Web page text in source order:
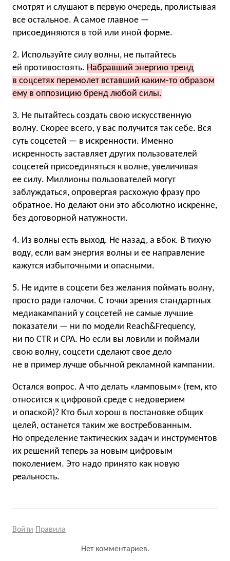
смотрят и слушают в первую очередь, пролистывая
все остальное. А самое главное —
присоединяются в той или иной форме.
2. Используйте силу волны, не пытайтесь
ей противостоять. Набравший энергию тренд
в соцсетях перемолет вставший каким-то образом
ему в оппозицию бренд любой силы.
3. Не пытайтесь создать свою искусственную
волну. Скорее всего, у вас получится так себе. Вся
суть соцсетей — в искренности. Именно
искренность заставляет других пользователей
соцсетей присоединяться к волне, увеличивая
ее силу. Миллионы пользователей могут
заблуждаться, опровергая расхожую фразу про
обратное. Но делают они это абсолютно искренне,
без договорной натужности.
4. Из волны есть выход. Не назад, а вбок. В тихую
воду, если вам энергия волны и ее направление
кажутся избыточными и опасными.
5. Не идите в соцсети без желания поймать волну,
просто ради галочки. С точки зрения стандартных
медиакампаний у соцсетей не самые лучшие
показатели — ни по модели Reach&Frequency,
ни по CTR и CPA. Но если вы ловили и поймали
свою волну, соцсети сделают свое дело
не в пример лучше обычной рекламной кампании.
Остался вопрос. А что делать «ламповым» (тем, кто
относится к цифровой среде с недоверием
и опаской)? Кто был хорош в постановке общих
целей, останется таким же востребованным.
Но определение тактических задач и инструментов
их решений теперь за новым цифровым
поколением. Это надо принято как новую
реальность.
Войти Правила
Нет комментариев.